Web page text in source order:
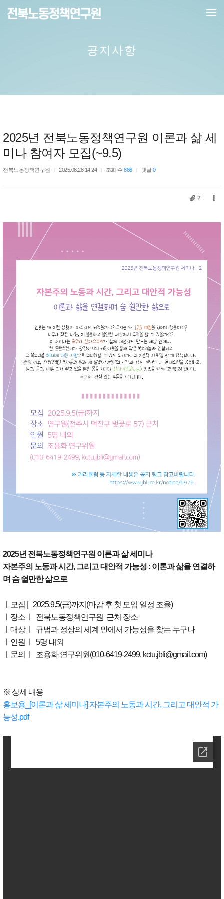
메뉴 건너뛰기
공지사항
2025년 전북노동정책연구원 이론과 삶 세
미나 참여자 모집(~9.5)
전북노동정책연구원 2025.08.28 14:24 조회 수886 댓글0
2
2025년 전북노동정책연구원 이론과 삶 세미나
자본주의 노동과 시간, 그리고 대안적 가능성 : 이론과 삶을 연결하
며 숨 쉴만한 삶으로
ㅣ모집 | 2025.9.5(금)까지(마감 후 첫 모임 일정 조율)
ㅣ장소ㅣ 전북노동정책연구원 근처 장소
ㅣ대상ㅣ 규범과 정상의 세계 안에서 가능성을 찾는 누구나
ㅣ인원ㅣ 5명 내외
ㅣ문의ㅣ 조용화 연구위원(010-6419-2499, kctu.jbli@gmail.com)
※ 상세 내용
홍보용_[이론과 삶 세미나] 자본주의 노동과 시간, 그리고 대안적 가
능성.pdf